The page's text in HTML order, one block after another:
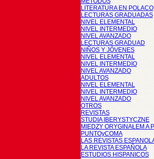
LITERATURA EN POLACO
LECTURAS GRADUADAS
NIVEL ELEMENTAL
NIVEL INTERMEDIO
NIVEL AVANZADO
LECTURAS GRADUAD
NIÑOS Y JÓVENES
NIVEL ELEMENTAL
NIVEL INTERMEDIO
NIVEL AVANZADO
ADULTOS
NIVEL ELEMENTAL
NIVEL INTERMEDIO
NIVEL AVANZADO
OTROS
REVISTAS
STUDIA IBERYSTYCZNE
MIĘDZY ORYGINAŁEM A
PUNTOyCOMA
LAS REVISTAS
LA REVISTA ESPAÑOLA
ESTUDIOS HISPANICOS